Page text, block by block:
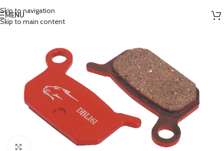
Skip to navigation
Skip to main content
MENU
Clicca per ingrandire